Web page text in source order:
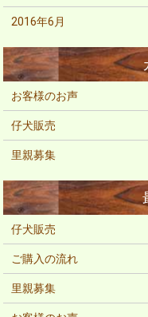
2016年6月
お客様のお声
仔犬販売
里親募集
仔犬販売
ご購入の流れ
里親募集